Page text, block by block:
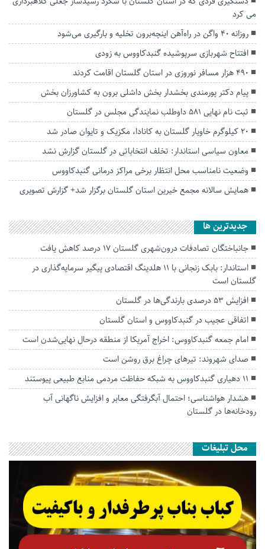
می کرد
روزانه ۴۰ واگن در راه‌آهن اینچه‌برون تخلیه و بارگیری می‌شود
افتتاح شهربازی سرپوشیده گنبدکاووس به زودی
۴۹۰ هزار مسافر نوروزی در استان گلستان اقامت کردند
پیام‌ دکتر پورمندی بخشدار‌ بخش داشلی برون به کشاورزان بخش
ثبت نام نهایی ۵۸۱ داوطلب نمایندگی مجلس در گلستان
۲۰ کیلوگرم خاویار گلستان به کانادا، مکزیک و تایوان صادر شد
معاون سیاسی استاندار: تخلف انتخاباتی در گلستان گزارش نشد
وضعیت نامناسب محل انتظار برخی مراکز درمانی گنبدکاووس
همایش سالانه مجمع خیرین استان گلستان برگزار شد+ گزارش تصویری
جديدترين ها
جانباختگان تصادفات درون‌شهری گلستان ۱۷ درصد کاهش یافت
استاندار: بابک زنجانی با ۱۱ هلدینگ اقتصادی پیگیر سرمایه‌گذاری در
گلستان است
افزایش ۵۳ درصدی بارندگی‌ها در گلستان
اتفاقی عجیب در‌ گنبدکاووس و استان گلستان
امام جمعه گنبدکاووس: اخراج آمریکا از منطقه درحال نهایی‌شدن است
صدای شهروند: تیرهای چراغ برق روشن است
۱۱ دهیاری گنبدکاووس به شبکه حفاظت مردمی منابع طبیعی پیوستند
هشدار هواشناسی؛ احتمال آبگرفتگی معابر و افزایش ناگهانی آب
رودخانه‌ها در گلستان
محل تبلیغات